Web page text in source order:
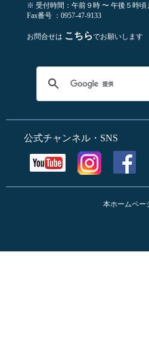
※ 受付時間：午前９時 〜 午後５時頃
Fax番号 ：0957-47-9133
お問合せは こちらでお願いします
公式チャンネル・SNS
本ホームペー